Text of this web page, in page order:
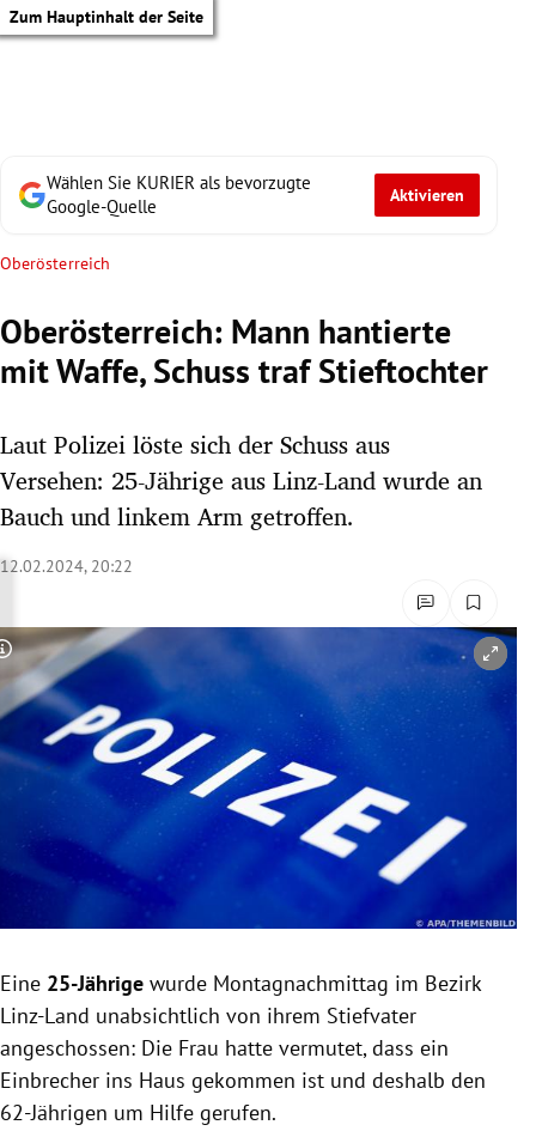
Zum Hauptinhalt der Seite
Untermenü
Untermenü
Untermenü
Untermenü
Untermenü
Untermenü
Untermenü
Wählen Sie KURIER als bevorzugte
Google-Quelle
Aktivieren
Oberösterreich
Oberösterreich: Mann hantierte
mit Waffe, Schuss traf Stieftochter
Laut Polizei löste sich der Schuss aus
Versehen: 25-Jährige aus Linz-Land wurde an
Bauch und linkem Arm getroffen.
12.02.2024, 20:22
Copyright-Hinweis öffnen/schließen
Eine 25-Jährige wurde Montagnachmittag im Bezirk
Linz-Land unabsichtlich von ihrem Stiefvater
angeschossen: Die Frau hatte vermutet, dass ein
Einbrecher ins Haus gekommen ist und deshalb den
62-Jährigen um Hilfe gerufen.